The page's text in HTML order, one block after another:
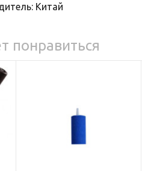
Китай
понравиться